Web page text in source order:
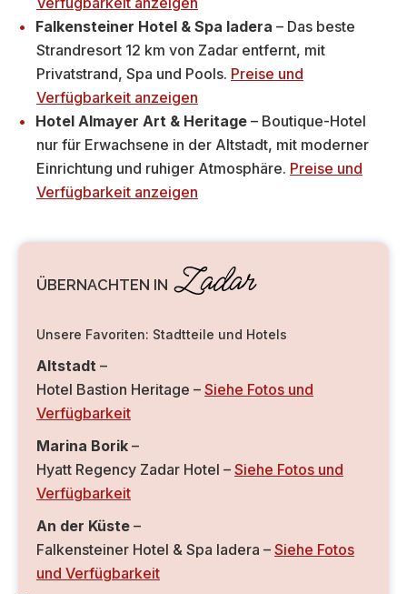
Falkensteiner Hotel & Spa Iadera – Das beste
Strandresort 12 km von Zadar entfernt, mit
Privatstrand, Spa und Pools. Preise und
Verfügbarkeit anzeigen
Hotel Almayer Art & Heritage – Boutique-Hotel
nur für Erwachsene in der Altstadt, mit moderner
Einrichtung und ruhiger Atmosphäre. Preise und
Verfügbarkeit anzeigen
ÜBERNACHTEN IN Zadar
Unsere Favoriten: Stadtteile und Hotels
Altstadt –
Hotel Bastion Heritage – Siehe Fotos und
Verfügbarkeit
Marina Borik –
Hyatt Regency Zadar Hotel – Siehe Fotos und
Verfügbarkeit
An der Küste –
Falkensteiner Hotel & Spa Iadera – Siehe Fotos
und Verfügbarkeit